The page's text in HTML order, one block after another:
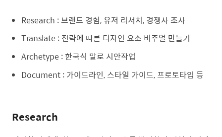
Research : 브랜드 경험, 유저 리서치, 경쟁사 조사
Translate : 전략에 따른 디자인 요소 비주얼 만들기
Archetype : 한국식 말로 시안작업
Document : 가이드라인, 스타일 가이드, 프로토타입 등
Research